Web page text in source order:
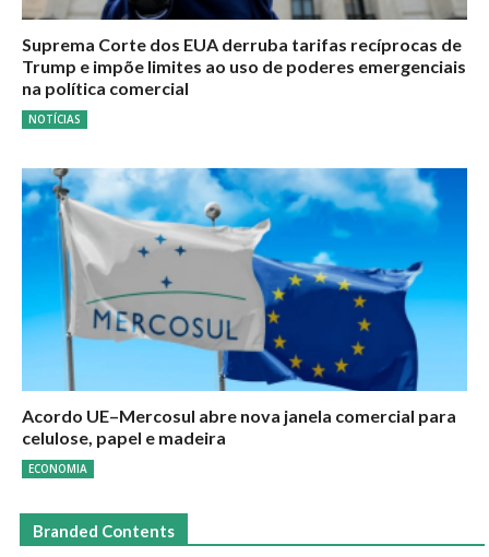
Suprema Corte dos EUA derruba tarifas recíprocas de
Trump e impõe limites ao uso de poderes emergenciais
na política comercial
NOTÍCIAS
Acordo UE–Mercosul abre nova janela comercial para
celulose, papel e madeira
ECONOMIA
Branded Contents